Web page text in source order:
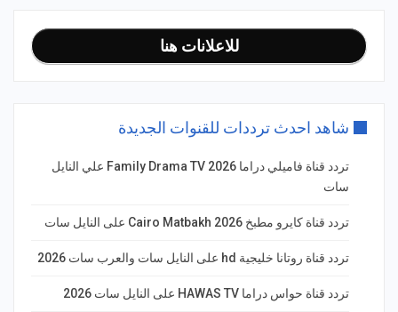
للاعلانات هنا
شاهد احدث ترددات للقنوات الجديدة
تردد قناة فاميلي دراما Family Drama TV 2026 علي النايل
سات
تردد قناة كايرو مطبخ 2026 Cairo Matbakh على النايل سات
تردد قناة روتانا خليجية hd على النايل سات والعرب سات 2026
تردد قناة حواس دراما HAWAS TV على النايل سات 2026